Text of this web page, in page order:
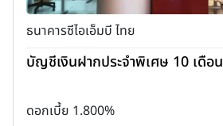
ธนาคารซีไอเอ็มบี ไทย
บัญชีเงินฝากประจำพิเศษ 10 เดือน
ดอกเบี้ย 1.800%